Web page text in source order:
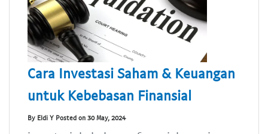
Cara Investasi Saham & Keuangan
untuk Kebebasan Finansial
By Eldi Y Posted on 30 May, 2024